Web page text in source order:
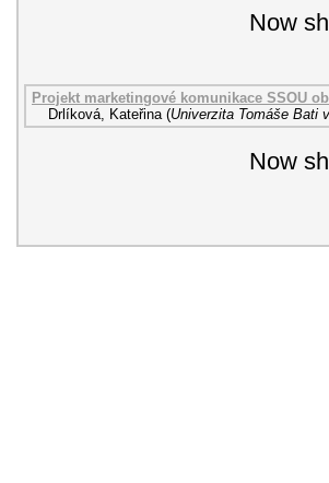
Now
Projekt marketingové komunikace SSOU
Drlíková, Kateřina (Univerzita Tomáše Bati
Now